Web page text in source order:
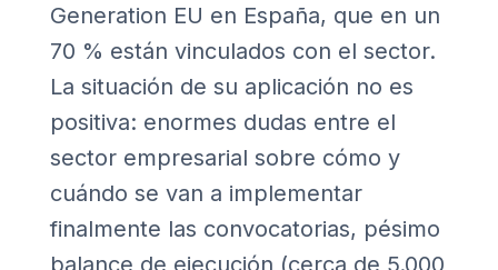
Generation EU en España, que en un
70 % están vinculados con el sector.
La situación de su aplicación no es
positiva: enormes dudas entre el
sector empresarial sobre cómo y
cuándo se van a implementar
finalmente las convocatorias, pésimo
balance de ejecución (cerca de 5.000